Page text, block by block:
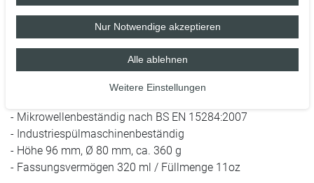
- Hochwertige Keramiktasse mit C-förmigem Henkel
- Hochweiß, glänzende Oberfläche
- 100 % Spülmaschinenfest nach BS EN 12875-4 (getestet
- Mikrowellenbeständig nach BS EN 15284:2007
- Industriespülmaschinenbeständig
- Höhe 96 mm, Ø 80 mm, ca. 360 g
- Fassungsvermögen 320 ml / Füllmenge 11oz
Nur Notwendige akzeptieren
Alle ablehnen
Weitere Einstellungen